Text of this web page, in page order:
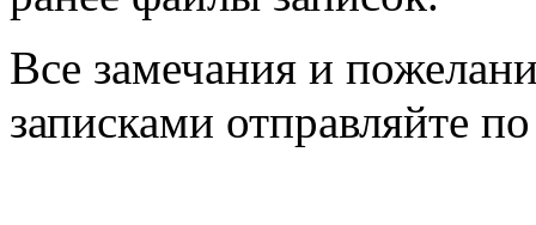
Все замечания и
записками отправляйте